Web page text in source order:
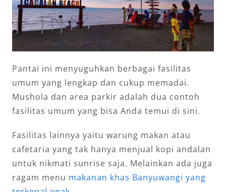
Pantai ini menyuguhkan berbagai fasilitas
umum yang lengkap dan cukup memadai.
Mushola dan area parkir adalah dua contoh
fasilitas umum yang bisa Anda temui di sini.
Fasilitas lainnya yaitu warung makan atau
cafetaria yang tak hanya menjual kopi andalan
untuk nikmati sunrise saja. Melainkan ada juga
ragam menu makanan khas Banyuwangi yang